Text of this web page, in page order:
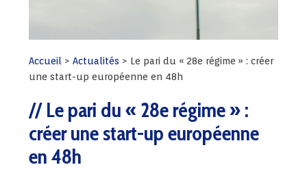
Accueil >Actualités > Le pari du « 28e régime » : créer
une start-up européenne en 48h
Le pari du « 28e régime » :
créer une start-up européenne
en 48h